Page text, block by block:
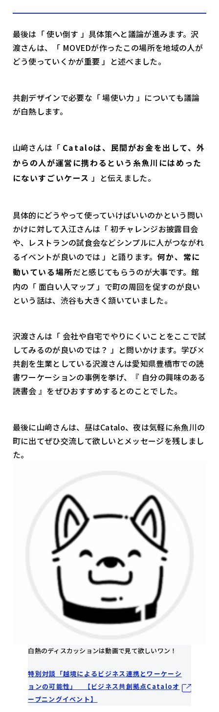
最後は「 使い倒す 」具体策へと議論が進みます。沢
渡さんは、「 MOVEDが作ったこの場所を地域の人が
どう使っていくかが重要 」と述べました。
共創デザインで必要な「 場使い力 」についても議論
が白熱します。
山﨑さんは「 Cataloは、民間がお金を出して、外
からの人が運営に携わるという糸魚川にはめった
にないすごいケース 」と伝えました。
具体的にどうやって使っていけばいいのかという問い
かけに対して入江さんは「 初チャレンジお披露目会
や、レストランの試食会などシンプルに人がつながれ
るイベントが良いのでは 」と語ります。 何か、常に
動いている場所だと感じてもらうのが大事です。館
内の「 面白い人マップ 」で町の周回を促すのが良い
という話は、渋谷も大きく頷いていました。
沢渡さんは「 会社や自宅でやりにくいことをここで試
してみるのが良いのでは？ 」と問いかけます。学び×
共創を生業としている沢渡さんは愛知県豊橋市での読
書ワーケーションの事例を挙げ、『 自分の興味のある
読書会 』をぜひおすすめするとのことでした。
最後に山﨑さんは、昼はCatalo、夜は気軽に糸魚川の
町に出てぜひ交流して欲しいとメッセージを残しまし
た。
白熱のディスカッションは動画で見て欲しいワン！
特別対談「越境によるビジネス連携とワーケーシ
ョンの可能性」 【ビジネス共創拠点Cataloオ
ープニングイベント】